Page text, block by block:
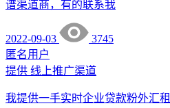
谱渠道商，有的联系我
2022-09-03
3745
匿名用户
提供 线上推广渠道
我提供一手实时企业贷款粉外汇